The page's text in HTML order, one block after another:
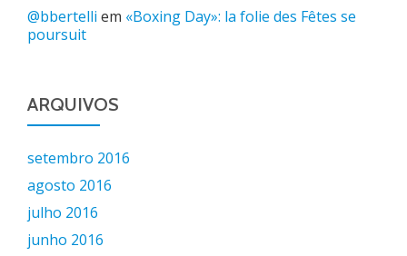
@bbertelli em «Boxing Day»: la folie des Fêtes se
poursuit
ARQUIVOS
setembro 2016
agosto 2016
julho 2016
junho 2016